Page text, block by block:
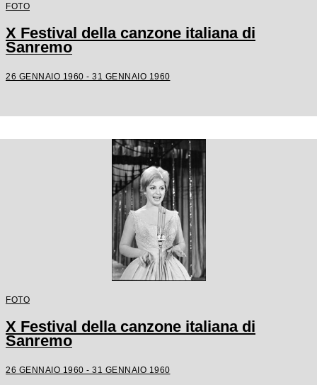
FOTO
X Festival della canzone italiana di
Sanremo
26 GENNAIO 1960 - 31 GENNAIO 1960
FOTO
X Festival della canzone italiana di
Sanremo
26 GENNAIO 1960 - 31 GENNAIO 1960